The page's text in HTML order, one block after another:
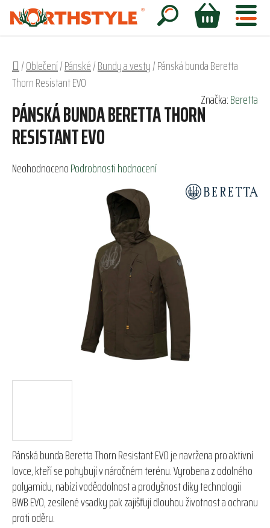
Přejít
obsah
Hledat
NÁKUPNÍ
Domů
/Oblečení/Pánské/Bundy a vesty/Pánská bunda Beretta
Thorn Resistant EVO
Pánská bunda Beretta Thorn Resistant EVO je navržena pro aktivní
lovce, kteří se pohybují v náročném terénu. Vyrobena z odolného
polyamidu, nabízí voděodolnost a prodyšnost díky technologii
BWB EVO, zesílené vsadky pak zajišťují dlouhou životnost a ochranu
proti oděru.
PÁNSKÁ BUNDA BERETTA THORN
RESISTANT EVO
Průměrné
NeohodnocenoPodrobnosti hodnocení
Značka:Beretta